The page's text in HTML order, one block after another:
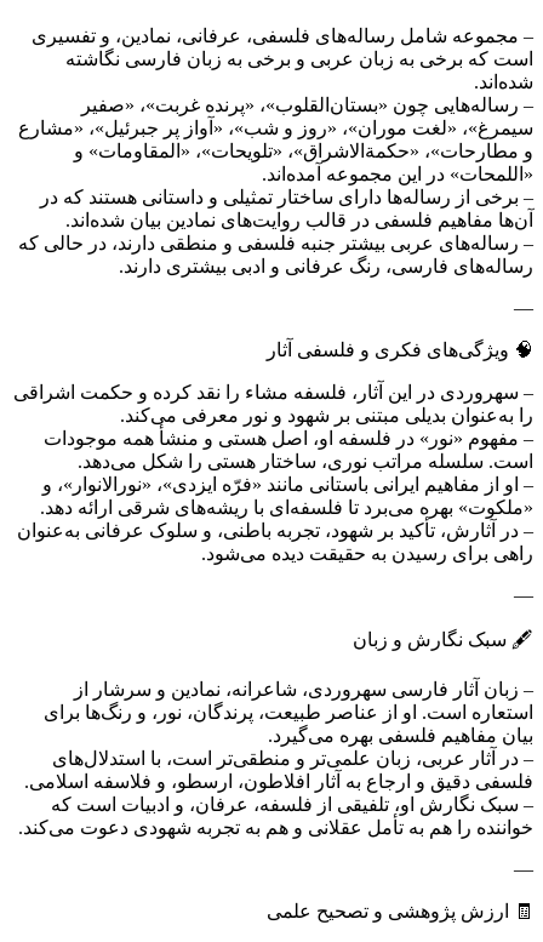
– مجموعه شامل رساله‌های فلسفی، عرفانی، نمادین، و تفسیری
است که برخی به زبان عربی و برخی به زبان فارسی نگاشته
شده‌اند.
– رساله‌هایی چون «بستان‌القلوب»، «پرنده غربت»، «صفیر
سیمرغ»، «لغت موران»، «روز و شب»، «آواز پر جبرئیل»، «مشارع
و مطارحات»، «حکمة‌الاشراق»، «تلویحات»، «المقاومات» و
«اللمحات» در این مجموعه آمده‌اند.
– برخی از رساله‌ها دارای ساختار تمثیلی و داستانی هستند که در
آن‌ها مفاهیم فلسفی در قالب روایت‌های نمادین بیان شده‌اند.
– رساله‌های عربی بیشتر جنبه فلسفی و منطقی دارند، در حالی که
رساله‌های فارسی، رنگ عرفانی و ادبی بیشتری دارند.
—
🧠 ویژگی‌های فکری و فلسفی آثار
– سهروردی در این آثار، فلسفه مشاء را نقد کرده و حکمت اشراقی
را به‌عنوان بدیلی مبتنی بر شهود و نور معرفی می‌کند.
– مفهوم «نور» در فلسفه او، اصل هستی و منشأ همه موجودات
است. سلسله مراتب نوری، ساختار هستی را شکل می‌دهد.
– او از مفاهیم ایرانی باستانی مانند «فرّه ایزدی»، «نورالانوار»، و
«ملکوت» بهره می‌برد تا فلسفه‌ای با ریشه‌های شرقی ارائه دهد.
– در آثارش، تأکید بر شهود، تجربه باطنی، و سلوک عرفانی به‌عنوان
راهی برای رسیدن به حقیقت دیده می‌شود.
—
🖋️ سبک نگارش و زبان
– زبان آثار فارسی سهروردی، شاعرانه، نمادین و سرشار از
استعاره است. او از عناصر طبیعت، پرندگان، نور، و رنگ‌ها برای
بیان مفاهیم فلسفی بهره می‌گیرد.
– در آثار عربی، زبان علمی‌تر و منطقی‌تر است، با استدلال‌های
فلسفی دقیق و ارجاع به آثار افلاطون، ارسطو، و فلاسفه اسلامی.
– سبک نگارش او، تلفیقی از فلسفه، عرفان، و ادبیات است که
خواننده را هم به تأمل عقلانی و هم به تجربه شهودی دعوت می‌کند.
—
🧾 ارزش پژوهشی و تصحیح علمی